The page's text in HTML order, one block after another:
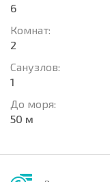
6
Комнат:
2
Санузлов:
1
До моря:
50 м